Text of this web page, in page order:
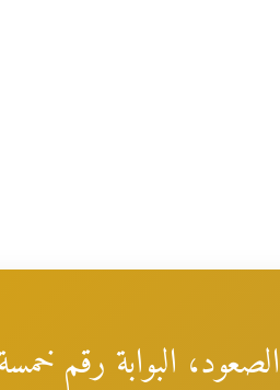
البوابة رقم